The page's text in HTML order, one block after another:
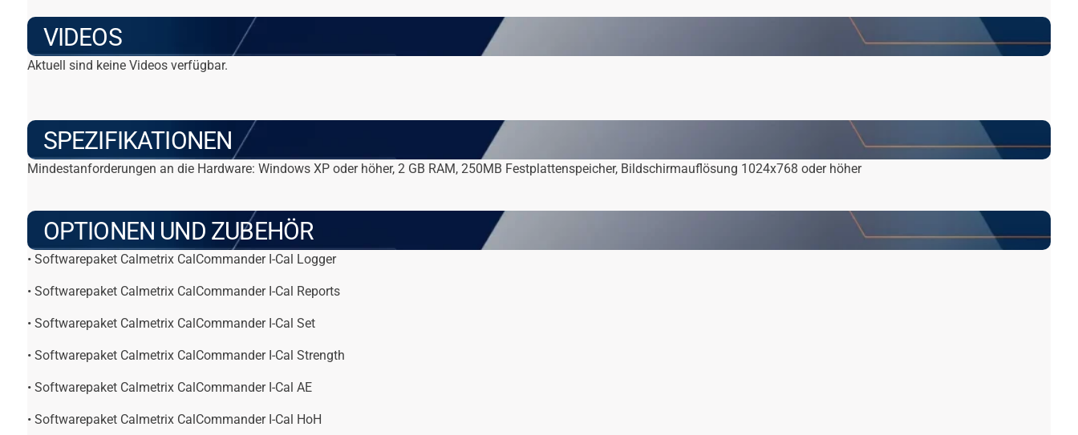
VIDEOS
Aktuell sind keine Videos verfügbar.
SPEZIFIKATIONEN
Mindestanforderungen an die Hardware: Windows XP oder höher, 2 GB RAM, 250MB Festplattenspeicher, Bildschirmauflösung 1024x768 oder höher
OPTIONEN UND ZUBEHÖR
• Softwarepaket Calmetrix CalCommander I-Cal Logger
• Softwarepaket Calmetrix CalCommander I-Cal Reports
• Softwarepaket Calmetrix CalCommander I-Cal Set
• Softwarepaket Calmetrix CalCommander I-Cal Strength
• Softwarepaket Calmetrix CalCommander I-Cal AE
• Softwarepaket Calmetrix CalCommander I-Cal HoH